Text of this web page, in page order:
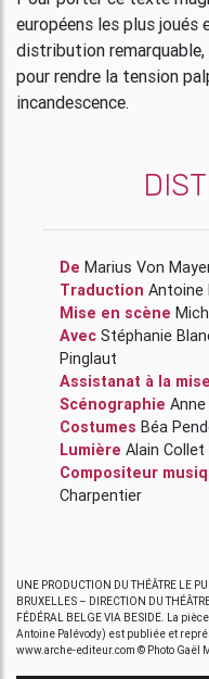
européens les plus joués
distribution
pour rendre la tension
incandescence.
De Marius Von
Traduction Antoine
Mise en scène
Avec Stéphanie
Pinglaut
Assistanat à la
Scénographie
Costumes Béa
Lumière Alain Collet
Compositeur
Charpentier
UNE PRODUCTION DU THÉÂTRE LE
BRUXELLES – DIRECTION DU
FÉDÉRAL BELGE VIA BESIDE. La
Antoine Palévody) est publiée et
www.arche-editeur.com © Photo Gaël